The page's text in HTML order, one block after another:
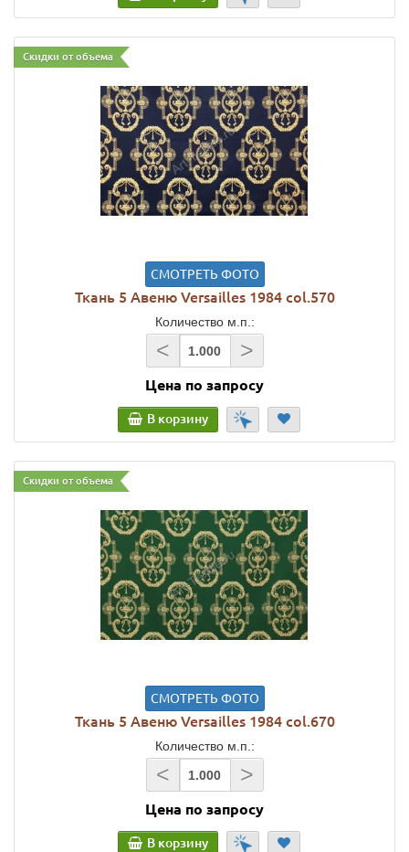
Скидки от объема
СМОТРЕТЬ ФОТО
Ткань 5 Авеню Versailles 1984 col.570
Количество м.п.:
< >
Цена по запросу
В корзину
Скидки от объема
СМОТРЕТЬ ФОТО
Ткань 5 Авеню Versailles 1984 col.670
Количество м.п.:
< >
Цена по запросу
В корзину